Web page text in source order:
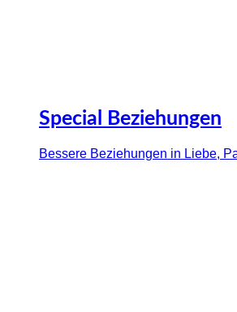
Special Beziehungen
Bessere Beziehungen in Liebe,